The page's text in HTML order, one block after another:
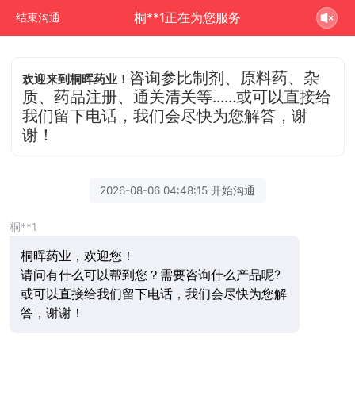
结束沟通 桐**1正在为您服务
欢迎来到桐晖药业！ 咨询参比制剂、原料药、杂
质、药品注册、通关清关等......或可以直接给
我们留下电话，我们会尽快为您解答，谢
谢！
2026-08-06 04:48:15 开始沟通
桐**1
桐晖药业，欢迎您！
请问有什么可以帮到您？需要咨询什么产品呢?
或可以直接给我们留下电话，我们会尽快为您解
答，谢谢！